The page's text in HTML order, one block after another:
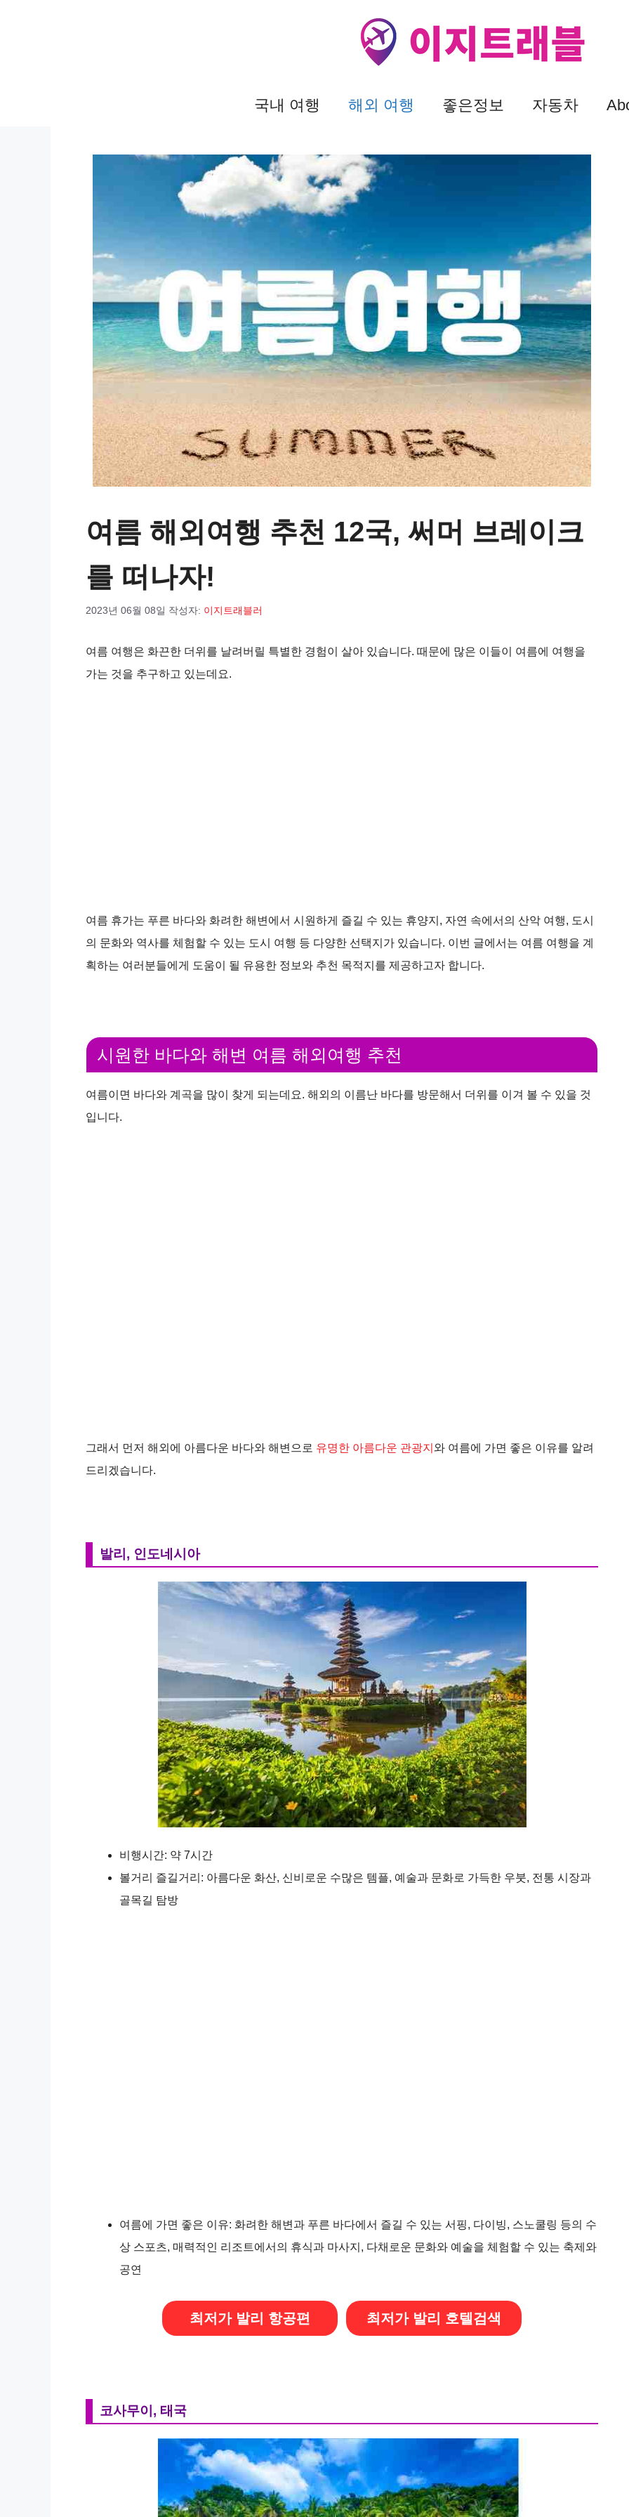
국내 여행 해외 여행 좋은정보 자동차
여름 해외여행 추천 12국, 써머 브레이크
를 떠나자!
2023년 06월 08일 작성자: 이지트래블러
여름 여행은 화끈한 더위를 날려버릴 특별한 경험이 살아 있습니다. 때문에 많은 이들이 여름에 여행을
가는 것을 추구하고 있는데요.
여름 휴가는 푸른 바다와 화려한 해변에서 시원하게 즐길 수 있는 휴양지, 자연 속에서의 산악 여행, 도시
의 문화와 역사를 체험할 수 있는 도시 여행 등 다양한 선택지가 있습니다. 이번 글에서는 여름 여행을 계
획하는 여러분들에게 도움이 될 유용한 정보와 추천 목적지를 제공하고자 합니다.
시원한 바다와 해변 여름 해외여행 추천
여름이면 바다와 계곡을 많이 찾게 되는데요. 해외의 이름난 바다를 방문해서 더위를 이겨 볼 수 있을 것
입니다.
그래서 먼저 해외에 아름다운 바다와 해변으로 유명한 아름다운 관광지 와 여름에 가면 좋은 이유를 알려
드리겠습니다.
발리, 인도네시아
비행시간: 약 7시간
볼거리 즐길거리: 아름다운 화산, 신비로운 수많은 템플, 예술과 문화로 가득한 우붓, 전통 시장과
골목길 탐방
여름에 가면 좋은 이유: 화려한 해변과 푸른 바다에서 즐길 수 있는 서핑, 다이빙, 스노쿨링 등의 수
상 스포츠, 매력적인 리조트에서의 휴식과 마사지, 다채로운 문화와 예술을 체험할 수 있는 축제와
공연
최저가 발리 항공편 최저가 발리 호텔검색
코사무이, 태국